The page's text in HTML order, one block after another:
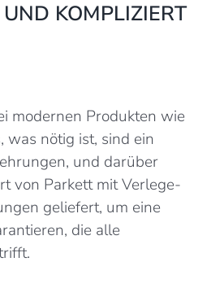
KOMPLIZIERT
modernen Produkten wie
was nötig ist, sind ein
und darüber
von Parkett mit Verlege-
geliefert, um eine
die alle